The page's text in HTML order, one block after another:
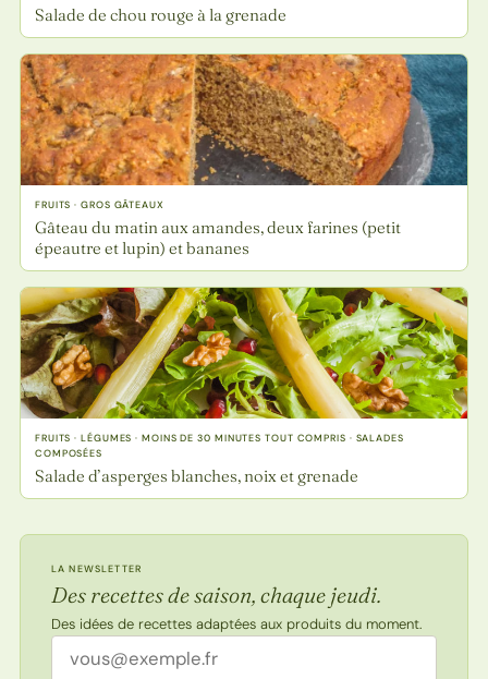
Salade de chou rouge à la grenade
FRUITS · GROS GÂTEAUX
Gâteau du matin aux amandes, deux farines (petit
épeautre et lupin) et bananes
FRUITS · LÉGUMES · MOINS DE 30 MINUTES TOUT COMPRIS · SALADES
COMPOSÉES
Salade d’asperges blanches, noix et grenade
LA NEWSLETTER
Des recettes de saison, chaque jeudi.
Des idées de recettes adaptées aux produits du moment.
Adresse email